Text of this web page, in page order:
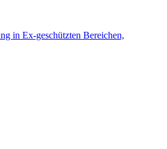
in Ex-geschützten Bereichen,